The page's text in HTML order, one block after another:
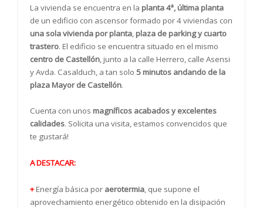
La vivienda se encuentra en la planta 4ª, última planta
de un edificio con ascensor formado por 4 viviendas con
una sola vivienda por planta plaza de parking y cuarto
trastero. El edificio se encuentra situado en el mismo
centro de Castellón , junto a la calle Herrero, calle Asensi
y Avda. Casalduch, a tan solo 5 minutos andando de la
plaza Mayor de Castellón.
Cuenta con unos magníficos acabados y excelentes
calidades. Solicita una visita, estamos convencidos que
te gustará!
A DESTACAR:
+Energía básica por aerotermia, que supone el
aprovechamiento energético obtenido en la disipación